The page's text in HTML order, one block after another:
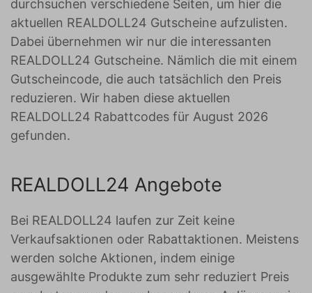
durchsuchen verschiedene Seiten, um hier die
aktuellen REALDOLL24 Gutscheine aufzulisten.
Dabei übernehmen wir nur die interessanten
REALDOLL24 Gutscheine. Nämlich die mit einem
Gutscheincode, die auch tatsächlich den Preis
reduzieren. Wir haben diese aktuellen
REALDOLL24 Rabattcodes für August 2026
gefunden.
REALDOLL24 Angebote
Bei REALDOLL24 laufen zur Zeit keine
Verkaufsaktionen oder Rabattaktionen. Meistens
werden solche Aktionen, indem einige
ausgewählte Produkte zum sehr reduziert Preis